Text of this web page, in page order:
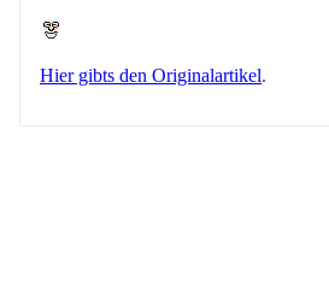
Hier gibts den Originalartikel.